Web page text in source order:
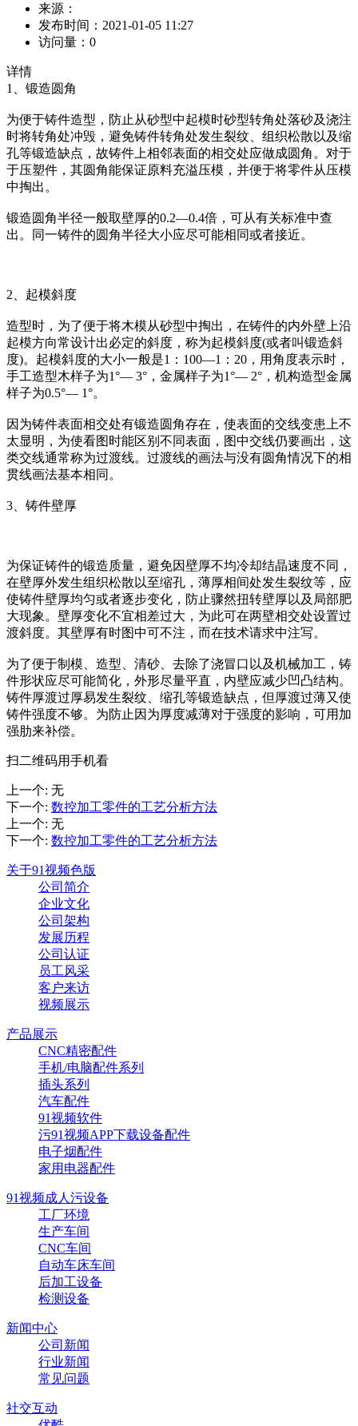
来源：
发布时间： 2021-01-05 11:27
访问量： 0
详情
1、锻造圆角
为便于铸件造型，防止从砂型中起模时砂型转角处落砂及浇注
时将转角处冲毁，避免铸件转角处发生裂纹、组织松散以及缩
孔等锻造缺点，故铸件上相邻表面的相交处应做成圆角。对于
于压塑件，其圆角能保证原料充溢压模，并便于将零件从压模
中掏出。
锻造圆角半径一般取壁厚的0.2—0.4倍，可从有关标准中查
出。同一铸件的圆角半径大小应尽可能相同或者接近。
2、起模斜度
造型时，为了便于将木模从砂型中掏出，在铸件的内外壁上沿
起模方向常设计出必定的斜度，称为起模斜度(或者叫锻造斜
度)。起模斜度的大小一般是1：100—1：20，用角度表示时，
手工造型木样子为1°— 3°，金属样子为1°— 2°，机构造型金属
样子为0.5°— 1°。
因为铸件表面相交处有锻造圆角存在，使表面的交线变患上不
太显明，为使看图时能区别不同表面，图中交线仍要画出，这
类交线通常称为过渡线。过渡线的画法与没有圆角情况下的相
贯线画法基本相同。
3、铸件壁厚
为保证铸件的锻造质量，避免因壁厚不均冷却结晶速度不同，
在壁厚外发生组织松散以至缩孔，薄厚相间处发生裂纹等，应
使铸件壁厚均匀或者逐步变化，防止骤然扭转壁厚以及局部肥
大现象。壁厚变化不宜相差过大，为此可在两壁相交处设置过
渡斜度。其壁厚有时图中可不注，而在技术请求中注写。
为了便于制模、造型、清砂、去除了浇冒口以及机械加工，铸
件形状应尽可能简化，外形尽量平直，内壁应减少凹凸结构。
铸件厚渡过厚易发生裂纹、缩孔等锻造缺点，但厚渡过薄又使
铸件强度不够。为防止因为厚度减薄对于强度的影响，可用加
强肋来补偿。
扫二维码用手机看
上一个: 无
下一个: 数控加工零件的工艺分析方法
上一个: 无
下一个: 数控加工零件的工艺分析方法
关于91视频色版
公司简介
企业文化
公司架构
发展历程
公司认证
员工风采
客户来访
视频展示
产品展示
CNC精密配件
手机/电脑配件系列
插头系列
汽车配件
91视频软件
污91视频APP下载设备配件
电子烟配件
家用电器配件
91视频成人污设备
工厂环境
生产车间
CNC车间
自动车床车间
后加工设备
检测设备
新闻中心
公司新闻
行业新闻
常见问题
社交互动